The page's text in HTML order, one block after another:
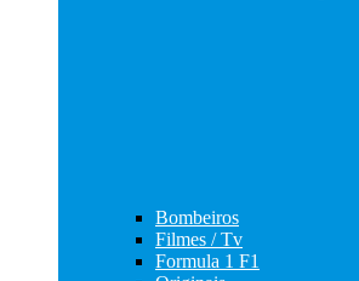
Bombeiros
Filmes / Tv
Formula 1 F1